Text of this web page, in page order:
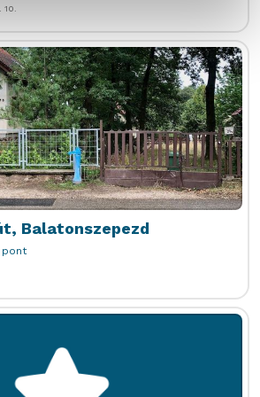
Balatonszepezd
pont